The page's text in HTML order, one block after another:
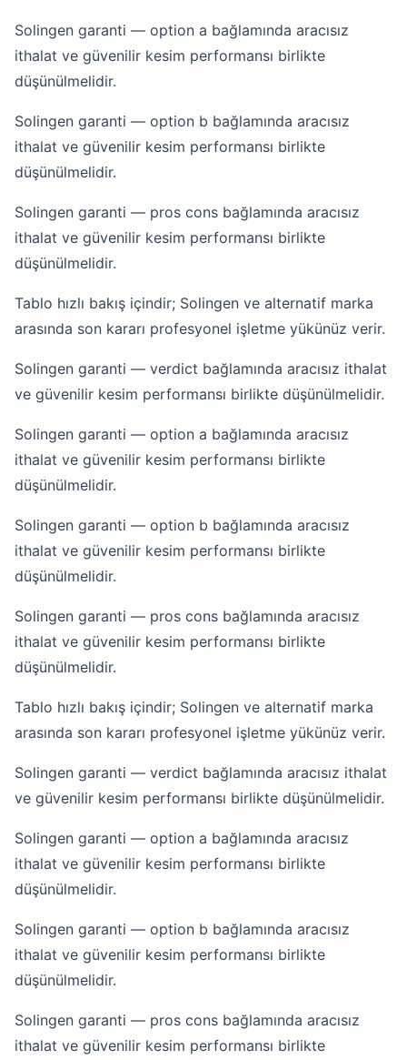
Solingen garanti — option a bağlamında aracısız
ithalat ve güvenilir kesim performansı birlikte
düşünülmelidir.
Solingen garanti — option b bağlamında aracısız
ithalat ve güvenilir kesim performansı birlikte
düşünülmelidir.
Solingen garanti — pros cons bağlamında aracısız
ithalat ve güvenilir kesim performansı birlikte
düşünülmelidir.
Tablo hızlı bakış içindir; Solingen ve alternatif marka
arasında son kararı profesyonel işletme yükünüz verir.
Solingen garanti — verdict bağlamında aracısız ithalat
ve güvenilir kesim performansı birlikte düşünülmelidir.
Solingen garanti — option a bağlamında aracısız
ithalat ve güvenilir kesim performansı birlikte
düşünülmelidir.
Solingen garanti — option b bağlamında aracısız
ithalat ve güvenilir kesim performansı birlikte
düşünülmelidir.
Solingen garanti — pros cons bağlamında aracısız
ithalat ve güvenilir kesim performansı birlikte
düşünülmelidir.
Tablo hızlı bakış içindir; Solingen ve alternatif marka
arasında son kararı profesyonel işletme yükünüz verir.
Solingen garanti — verdict bağlamında aracısız ithalat
ve güvenilir kesim performansı birlikte düşünülmelidir.
Solingen garanti — option a bağlamında aracısız
ithalat ve güvenilir kesim performansı birlikte
düşünülmelidir.
Solingen garanti — option b bağlamında aracısız
ithalat ve güvenilir kesim performansı birlikte
düşünülmelidir.
Solingen garanti — pros cons bağlamında aracısız
ithalat ve güvenilir kesim performansı birlikte